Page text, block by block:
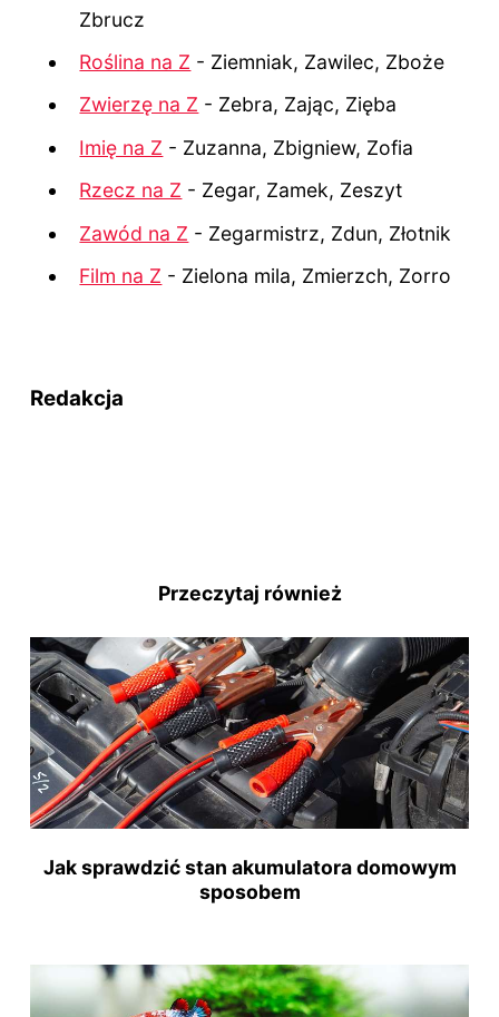
Zbrucz
Roślina na Z - Ziemniak, Zawilec, Zboże
Zwierzę na Z - Zebra, Zając, Zięba
Imię na Z - Zuzanna, Zbigniew, Zofia
Rzecz na Z - Zegar, Zamek, Zeszyt
Zawód na Z - Zegarmistrz, Zdun, Złotnik
Film na Z - Zielona mila, Zmierzch, Zorro
Redakcja
Przeczytaj również
Jak sprawdzić stan akumulatora domowym
sposobem